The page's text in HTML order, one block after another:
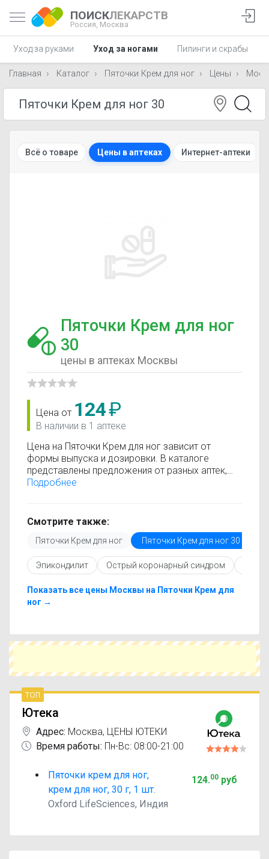
ПОИСКЛЕКАРСТВ
Россия, Москва
Уход за руками Уход за ногами Пилинги и скрабы
Главная Каталог Пяточки Крем для ног Цены
Всё о товаре Цены в аптеках Интернет-аптеки
Пяточки Крем для ног
30
цены в аптеках Москвы
Цена от 124₽
В наличии в 1 аптеке
Цена на Пяточки Крем для ног зависит от
формы выпуска и дозировки. В каталоге
представлены предложения от разных аптек,
что позволяет быстро найти, где купить Пяточки
обновляется, поэтому вы видите только
актуальные данные.
Перед покупкой рекомендуется ознакомиться с
инструкцией по применению, показаниями и
противопоказаниями. При необходимости вы
ног с похожим действующим веществом или
более доступной ценой.
сравните предложения. Это поможет
Подробнее
Смотрите также:
Пяточки Крем для ног Пяточки Крем для ног 30
Эпикондилит Острый коронарный синдром
Показать все цены Москвы на Пяточки Крем для
ног →
топ
Ютека
Адрес: Москва, ЦЕНЫ ЮТЕКИ
Время работы: Пн-Вс: 08:00-21:00
Пяточки крем для ног,
крем для ног, 30 г, 1 шт.
Oxford LifeSciences, Индия
124.00руб